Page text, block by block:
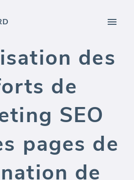
des
de
SEO
pages de
de